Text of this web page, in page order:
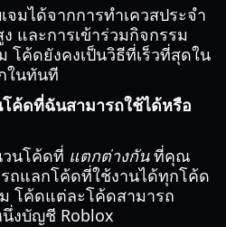
มได้จากการทำเควสประจำ
และการเข้าร่วมกิจกรรม
โค้ดยังคงเป็นวิธีที่เร็วที่สุดใน
ในทันที
ค้ดที่ฉันสามารถใช้ได้หรือ
นโค้ดที่ แตกต่างกันที่คุณ
ถแลกโค้ดที่ใช้งานได้ทุกโค้ด
โค้ดแต่ละโค้ดสามารถ
นึ่งบัญชี Roblox